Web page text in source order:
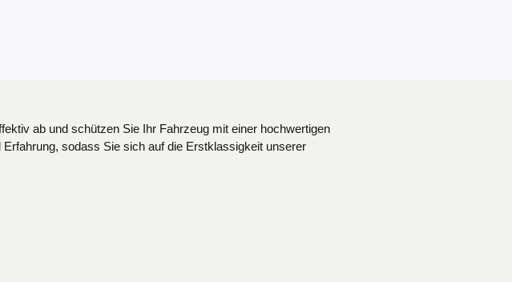
Größe 5, Hagelschutz bis 2,2 cm, anthrazit/silber"
ab und schützen Sie Ihr Fahrzeug mit einer hochwertigen
sodass Sie sich auf die Erstklassigkeit unserer